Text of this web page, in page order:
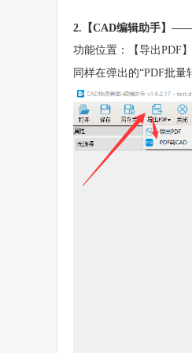
2.【CAD编辑助手】
功能位置：【导出PDF
同样在弹出的“PDF批